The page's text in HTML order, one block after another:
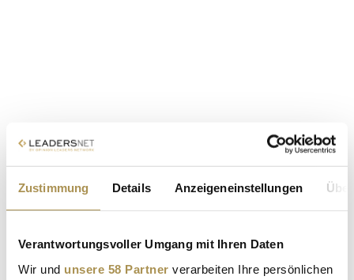
Zustimmung Details Anzeigeneinstellungen
Verantwortungsvoller Umgang mit Ihren Daten
Wir und unsere 58 Partner verarbeiten Ihre persönlichen